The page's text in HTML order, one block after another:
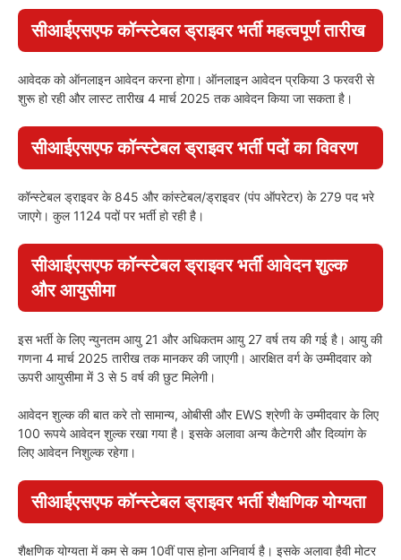
सीआईएसएफ कॉन्स्टेबल ड्राइवर भर्ती महत्वपूर्ण तारीख
आवेदक को ऑनलाइन आवेदन करना होगा। ऑनलाइन आवेदन प्रकिया 3 फरवरी से
शुरू हो रही और लास्ट तारीख 4 मार्च 2025 तक आवेदन किया जा सकता है।
सीआईएसएफ कॉन्स्टेबल ड्राइवर भर्ती पदों का विवरण
कॉन्स्टेबल ड्राइवर के 845 और कांस्टेबल/ड्राइवर (पंप ऑपरेटर) के 279 पद भरे
जाएगे। कुल 1124 पदों पर भर्ती हो रही है।
सीआईएसएफ कॉन्स्टेबल ड्राइवर भर्ती आवेदन शुल्क
और आयुसीमा
इस भर्ती के लिए न्युनतम आयु 21 और अधिकतम आयु 27 वर्ष तय की गई है। आयु की
गणना 4 मार्च 2025 तारीख तक मानकर की जाएगी। आरक्षित वर्ग के उम्मीदवार को
ऊपरी आयुसीमा में 3 से 5 वर्ष की छुट मिलेगी।
आवेदन शुल्क की बात करे तो सामान्य, ओबीसी और EWS श्रेणी के उम्मीदवार के लिए
100 रूपये आवेदन शुल्क रखा गया है। इसके अलावा अन्य कैटेगरी और दिव्यांग के
लिए आवेदन निशुल्क रहेगा।
सीआईएसएफ कॉन्स्टेबल ड्राइवर भर्ती शैक्षणिक योग्यता
शैक्षणिक योग्यता में कम से कम 10वीं पास होना अनिवार्य है। इसके अलावा हैवी मोटर